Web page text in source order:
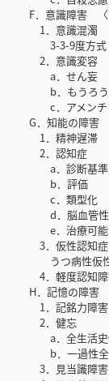
F．意識障害 〈
1．意識混濁
3-3-9度方式
2．意識変容
a．せん妄
b．もうろう
c．アメンチ
G．知能の障害
1．精神遅滞
2．認知症
a．診断基準
b．評価
c．類型化
d．脳血管性
e．治療可能
3．仮性認知症
うつ病性仮性
4．軽度認知障
H．記憶の障害
1．記銘力障害
2．健忘
a．全生活史
b．一過性全
3．見当識障害